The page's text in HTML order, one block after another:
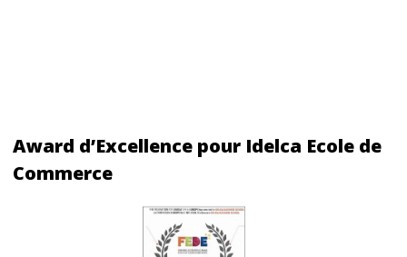
Award d’Excellence pour Idelca Ecole de
Commerce